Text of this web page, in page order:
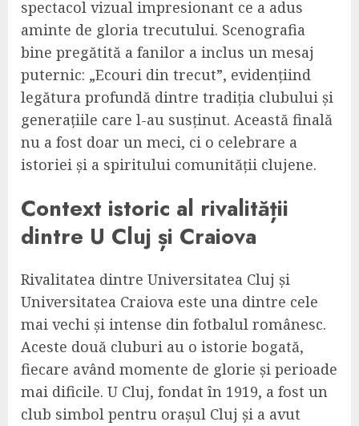
spectacol vizual impresionant ce a adus
aminte de gloria trecutului. Scenografia
bine pregătită a fanilor a inclus un mesaj
puternic: „Ecouri din trecut”, evidențiind
legătura profundă dintre tradiția clubului și
generațiile care l-au susținut. Această finală
nu a fost doar un meci, ci o celebrare a
istoriei și a spiritului comunității clujene.
Context istoric al rivalității
dintre U Cluj și Craiova
Rivalitatea dintre Universitatea Cluj și
Universitatea Craiova este una dintre cele
mai vechi și intense din fotbalul românesc.
Aceste două cluburi au o istorie bogată,
fiecare având momente de glorie și perioade
mai dificile. U Cluj, fondat în 1919, a fost un
club simbol pentru orașul Cluj și a avut